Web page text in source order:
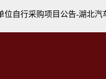
位自行采购项目公告-湖北